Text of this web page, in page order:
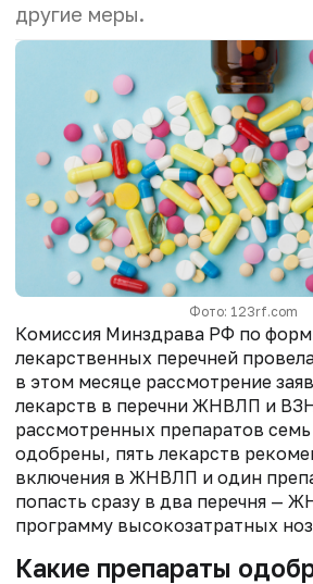
другие меры.
Фото: 123rf.com
Комиссия Минздрава РФ по
лекарственных перечней
в этом месяце рассмотрение
лекарств в перечни ЖНВЛП и
рассмотренных препаратов
одобрены, пять лекарств
включения в ЖНВЛП и один
попасть сразу в два перечня —
программу высокозатратных
Какие препараты